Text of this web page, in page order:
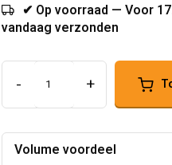
✔ Op voorraad — Voor
vandaag verzonden
- +
Volume voordeel